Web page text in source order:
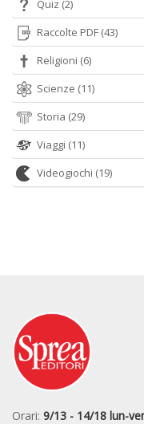
Quiz (2)
Raccolte PDF (43)
Religioni (6)
Scienze (11)
Storia (29)
Viaggi (11)
Videogiochi (19)
Orari: 9/13 - 14/18 lun-